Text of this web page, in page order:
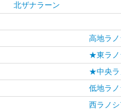
北ザナラーン
高地ラノ
★東ラノ
★中央ラ
低地ラノ
西ラノシ